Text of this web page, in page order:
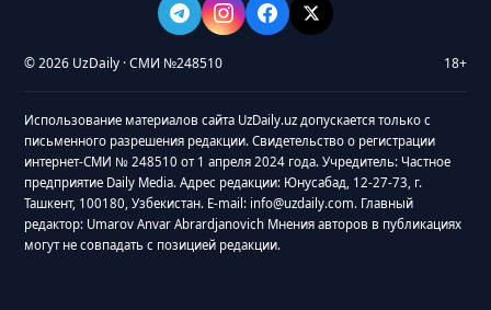
© 2026 UzDaily · СМИ №248510 18+
Использование материалов сайта UzDaily.uz допускается только с
письменного разрешения редакции. Свидетельство о регистрации
интернет-СМИ № 248510 от 1 апреля 2024 года. Учредитель: Частное
предприятие Daily Media. Адрес редакции: Юнусабад, 12-27-73, г.
Ташкент, 100180, Узбекистан. E-mail: info@uzdaily.com. Главный
редактор: Umarov Anvar Abrardjanovich Мнения авторов в публикациях
могут не совпадать с позицией редакции.